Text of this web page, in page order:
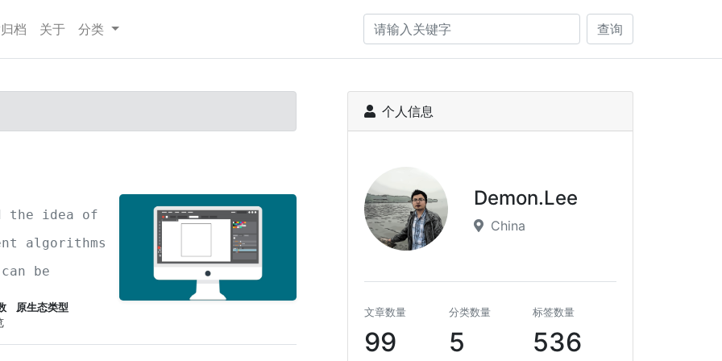
档 关于 分类 查询
the idea of
algorithms
be
to
原生态类型
个人信息
Demon.Lee
China
文章数量
99
分类数量
5
标签数量
536